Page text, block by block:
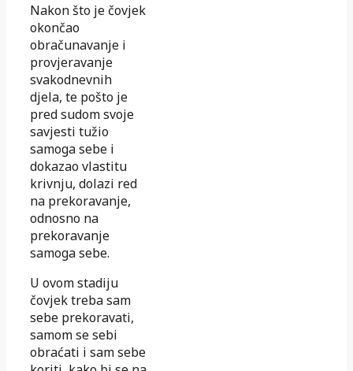
Nakon što je čovjek
okončao
obračunavanje i
provjeravanje
svakodnevnih
djela, te pošto je
pred sudom svoje
savjesti tužio
samoga sebe i
dokazao vlastitu
krivnju, dolazi red
na prekoravanje,
odnosno na
prekoravanje
samoga sebe.
U ovom stadiju
čovjek treba sam
sebe prekoravati,
samom se sebi
obraćati i sam sebe